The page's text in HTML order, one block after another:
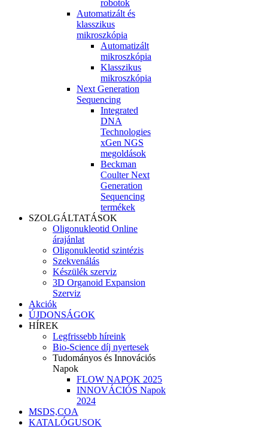
robotok
Automatizált és
klasszikus
mikroszkópia
Automatizált
mikroszkópia
Klasszikus
mikroszkópia
Next Generation
Sequencing
Integrated
DNA
Technologies
xGen NGS
megoldások
Beckman
Coulter Next
Generation
Sequencing
termékek
SZOLGÁLTATÁSOK
Oligonukleotid Online
árajánlat
Oligonukleotid szintézis
Szekvenálás
Készülék szerviz
3D Organoid Expansion
Szerviz
Akciók
ÚJDONSÁGOK
HÍREK
Legfrissebb híreink
Bio-Science díj nyertesek
Tudományos és Innovációs
Napok
FLOW NAPOK 2025
INNOVÁCIÓS Napok
2024
MSDS,COA
KATALÓGUSOK